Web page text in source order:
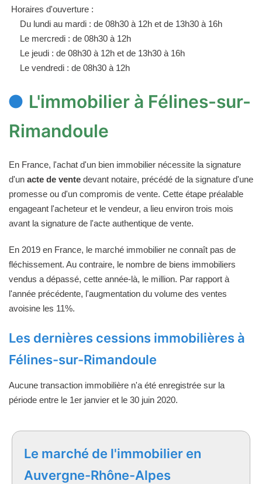
Horaires d'ouverture :
Du lundi au mardi : de 08h30 à 12h et de 13h30 à 16h
Le mercredi : de 08h30 à 12h
Le jeudi : de 08h30 à 12h et de 13h30 à 16h
Le vendredi : de 08h30 à 12h
L'immobilier à Félines-sur-
Rimandoule
En France, l'achat d'un bien immobilier nécessite la signature
d'un acte de vente devant notaire, précédé de la signature d'une
promesse ou d'un compromis de vente. Cette étape préalable
engageant l'acheteur et le vendeur, a lieu environ trois mois
avant la signature de l'acte authentique de vente.
En 2019 en France, le marché immobilier ne connaît pas de
fléchissement. Au contraire, le nombre de biens immobiliers
vendus a dépassé, cette année-là, le million. Par rapport à
l'année précédente, l'augmentation du volume des ventes
avoisine les 11%.
Les dernières cessions immobilières à
Félines-sur-Rimandoule
Aucune transaction immobilière n'a été enregistrée sur la
période entre le 1er janvier et le 30 juin 2020.
Le marché de l'immobilier en
Auvergne-Rhône-Alpes